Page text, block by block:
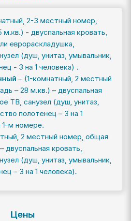
2-3 местный номер,
- двуспальная кровать,
еврораскладушка,
(душ, унитаз, умывальник,
- 3 на 1 человека) .
– (1-комнатный, 2 местный
– 28 м.кв.) – двуспальная
ТВ, санузел (душ, унитаз,
полотенец – 3 на 1
1-м номере.
2 местный номер, общая
двуспальная кровать,
(душ, унитаз, умывальник,
– 3 на 1 человека).
Цены